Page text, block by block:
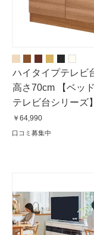
ハイタイプテレビ
高さ70cm 【ベッ
テレビ台シリーズ】
￥64,990
口コミ募集中